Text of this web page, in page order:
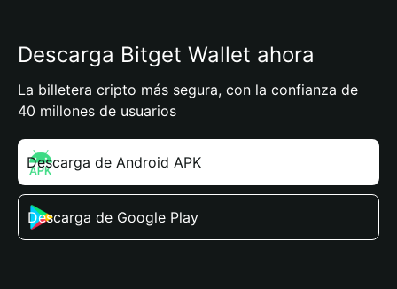
Descarga Bitget Wallet ahora
La billetera cripto más segura, con la confianza de
40 millones de usuarios
Descarga de Android APK
Descarga de Google Play